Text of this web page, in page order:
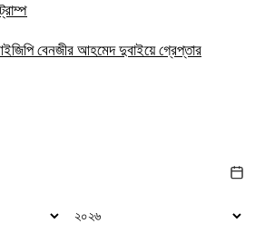
বেনজীর আহমেদ দুবাইয়ে গ্রেপ্তার